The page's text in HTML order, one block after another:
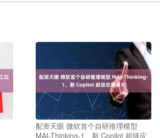
配资天眼 微软首个自研推理模型
MAI-Thinking-1、新 Copilot 超级应